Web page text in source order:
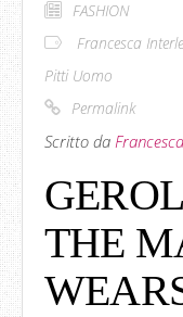
FASHION
Francesca
Pitti Uomo
Permalink
Scritto da Francesca
THE